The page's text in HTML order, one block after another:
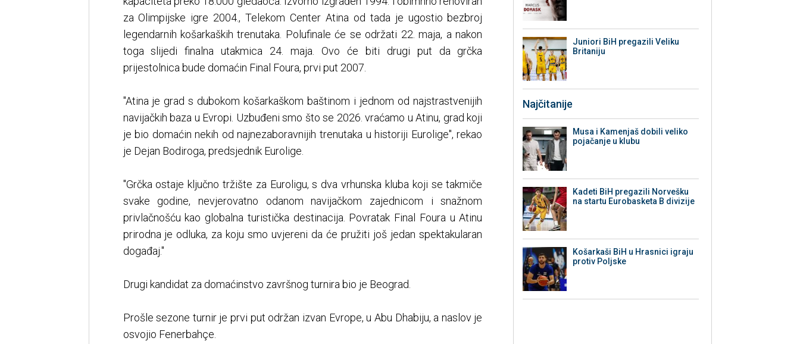
za Olimpijske igre 2004., Telekom Center Atina od tada je ugostio bezbroj
legendarnih košarkaških trenutaka. Polufinale će se održati 22. maja, a nakon
toga slijedi finalna utakmica 24. maja. Ovo će biti drugi put da grčka
prijestolnica bude domaćin Final Foura, prvi put 2007.
"Atina je grad s dubokom košarkaškom baštinom i jednom od najstrastvenijih
navijačkih baza u Evropi. Uzbuđeni smo što se 2026. vraćamo u Atinu, grad koji
je bio domaćin nekih od najnezaboravnijih trenutaka u historiji Eurolige", rekao
je Dejan Bodiroga, predsjednik Eurolige.
"Grčka ostaje ključno tržište za Euroligu, s dva vrhunska kluba koji se takmiče
svake godine, nevjerovatno odanom navijačkom zajednicom i snažnom
privlačnošću kao globalna turistička destinacija. Povratak Final Foura u Atinu
prirodna je odluka, za koju smo uvjereni da će pružiti još jedan spektakularan
događaj."
Drugi kandidat za domaćinstvo završnog turnira bio je Beograd.
Prošle sezone turnir je prvi put održan izvan Evrope, u Abu Dhabiju, a naslov je
osvojio Fenerbahçe.
Juniori BiH pregazili Veliku
Britaniju
Najčitanije
Musa i Kamenjaš dobili veliko
pojačanje u klubu
Kadeti BiH pregazili Norvešku
na startu Eurobasketa B divizije
Košarkaši BiH u Hrasnici igraju
protiv Poljske